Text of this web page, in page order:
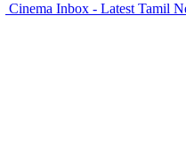
Cinema Inbox - Latest Tamil